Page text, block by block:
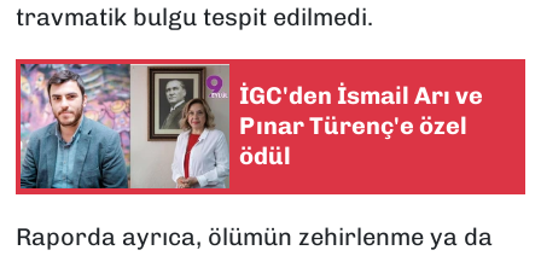
travmatik bulgu tespit edilmedi.
İGC'den İsmail Arı ve
Pınar Türenç'e özel
ödül
Raporda ayrıca, ölümün zehirlenme ya da